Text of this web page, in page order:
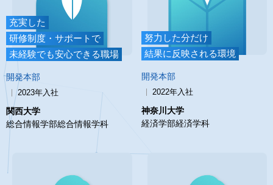
充実した
研修制度・サポートで
未経験でも安心できる職場
開発本部
2023年入社
関西大学
総合情報学部総合情報学科
努力した分だけ
結果に反映される環境
開発本部
2022年入社
神奈川大学
経済学部経済学科